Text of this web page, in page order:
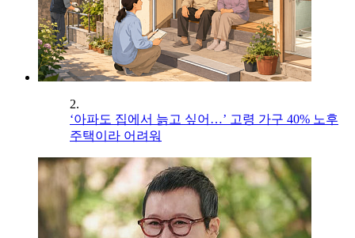
2.
‘아파도 집에서 늙고 싶어…’ 고령 가구 40% 노후
주택이라 어려워